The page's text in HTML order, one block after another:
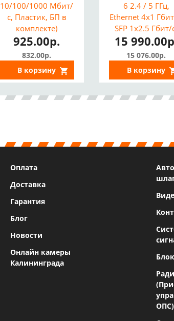
10/100/1000 Мбит/
с, Пластик, БП в
комплекте)
925.00р.
832.00р.
В корзину
6 2.4 / 5 ГГц,
Ethernet 4x1
SFP 1x2.5 Гбит/
USB 1x3.0, 1x2.0)
15
15 076.00р.
В корзину
Оплата
Доставка
Гарантия
Блог
Новости
Онлайн камеры
Калининграда
ОПС)